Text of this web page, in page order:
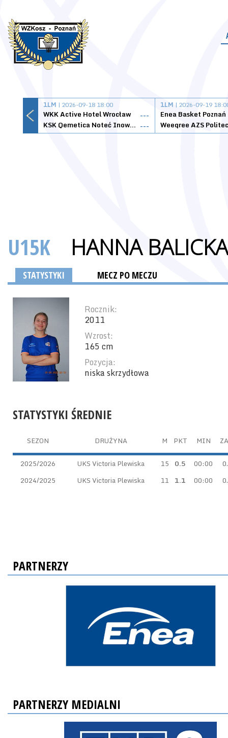
1LM | 2026-09-18 18:00
WKK Active Hotel Wrocław
---
KSK Qemetica Noteć Inowrocław ---
1LM | 2026-09-19
Enea Basket Poznań
U15K HANNA BALICKA
STATYSTYKI MECZ PO MECZU
Rocznik:
2011
Wzrost:
165 cm
Pozycja:
niska skrzydłowa
STATYSTYKI ŚREDNIE
SEZON DRUŻYNA M PKT MIN
2025/2026 UKS Victoria Plewiska 15 0.5 00:00
2024/2025
UKS Victoria Plewiska 11 1.1 00:00
PARTNERZY
PARTNERZY MEDIALNI